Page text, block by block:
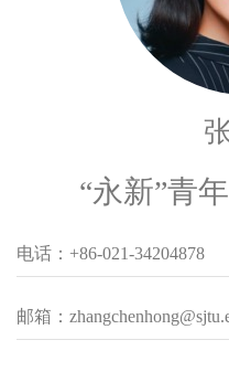
“永新”青
电话：+86-021-34204878
邮箱：